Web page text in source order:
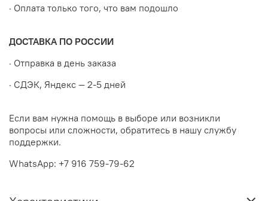
· Оплата только того, что вам подошло
ДОСТАВКА ПО РОССИИ
· Отправка в день заказа
· СДЭК, Яндекс — 2-5 дней
Если вам нужна помощь в выборе или возникли
вопросы или сложности, обратитесь в нашу службу
поддержки.
WhatsApp: +7 916 759-79-62